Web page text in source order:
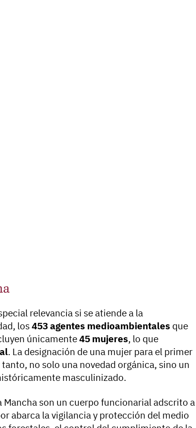
relevancia si se atiende a la
los453 agentes medioambientales que
únicamente45 mujeres, lo que
. La designación de una mujer para el primer
no solo una novedad orgánica, sino un
masculinizado.
son un cuerpo funcionarial adscrito a
abarca la vigilancia y protección del medio